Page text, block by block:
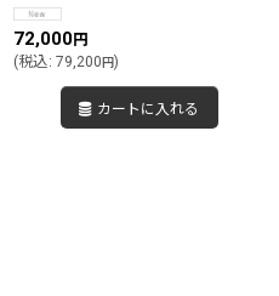
72,000円
(税込: 79,200円)
カートに入れる